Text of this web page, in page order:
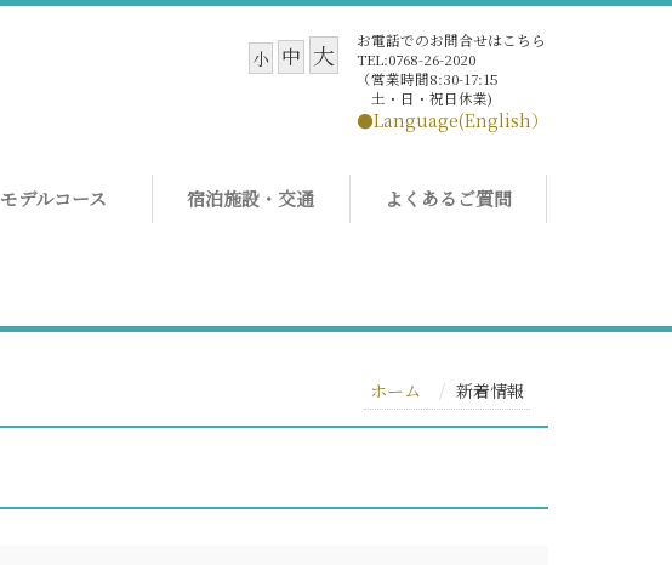
お電話でのお問合せはこちら
TEL:0768-26-2020
（営業時間8:30-17:15
土・日・祝日休業)
●Language(English）
小 中 大
モデルコース 宿泊施設・交通 よくあるご質問
ホーム 新着情報